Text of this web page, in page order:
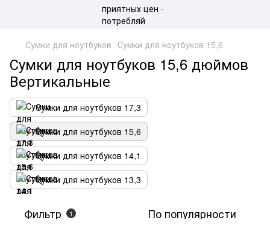
Сумки для ноутбуков Сумки для ноутбуков 15,6
Сумки для ноутбуков 15,6 дюймов
Вертикальные
Сумки для ноутбуков 17,3
Сумки для ноутбуков 15,6
Сумки для ноутбуков 14,1
Сумки для ноутбуков 13,3
Фильтр 1 По популярности